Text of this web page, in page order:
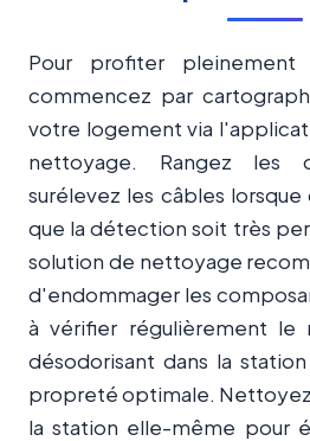
Pour profiter
commencez par
votre logement via
nettoyage. Rangez les
surélevez les câbles
que la détection soit très
solution de nettoyage
d'endommager les
à vérifier régulièrement le
désodorisant dans la
propreté optimale.
la station elle-même pour